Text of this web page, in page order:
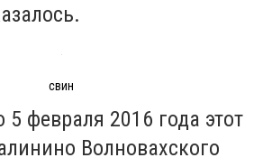
свин
февраля 2016 года этот
Волновахского